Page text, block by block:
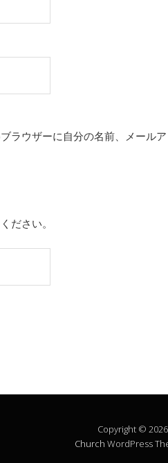
ラウザーに自分の名前、メール
ださい。
Copyright ©
Church WordPress